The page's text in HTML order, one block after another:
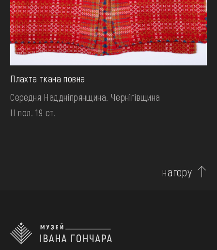
Плахта ткана повна
Середня Наддніпрянщина. Чернігівщина
II пол. 19 ст.
нагору